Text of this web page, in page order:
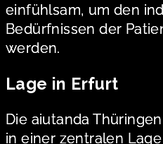
einfühlsam, um den
Bedürfnissen der
werden.
Lage in Erfurt
Die aiutanda
in einer zentralen